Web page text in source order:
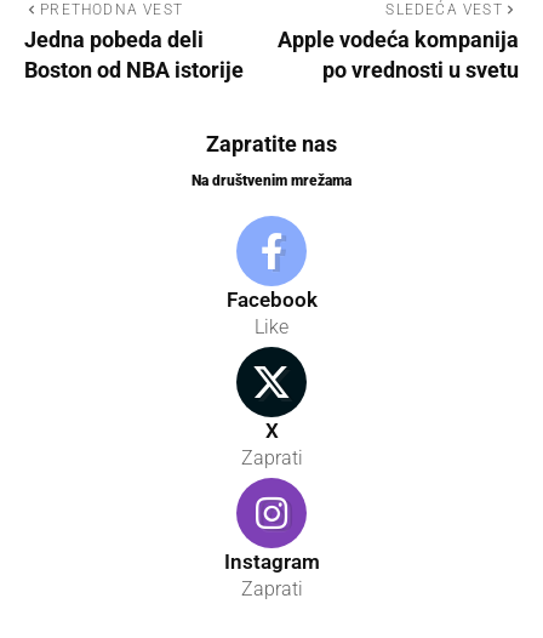
PRETHODNA VEST
Jedna pobeda deli
Boston od NBA istorije
SLEDEĆA VEST
Apple vodeća kompanija
po vrednosti u svetu
Zapratite nas
Na društvenim mrežama
Facebook
Like
X
Zaprati
Instagram
Zaprati